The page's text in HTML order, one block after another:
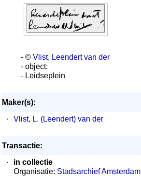
- © Vlist, Leendert van der
- object:
- Leidseplein
Maker(s):
·
Vlist, L. (Leendert) van der
Transactie:
·
in collectie
Organisatie: Stadsarchief Amsterdam